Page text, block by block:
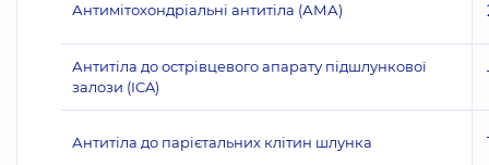
Антимітохондріальні антитіла (АМА)
Антитіла до острівцевого апарату підшлункової
залози (ICA)
Антитіла до парієтальних клітин шлунка